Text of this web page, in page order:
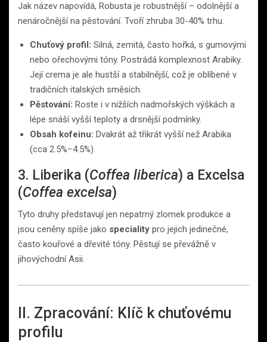
Jak název napovídá, Robusta je robustnější – odolnější a
nenáročnější na pěstování. Tvoří zhruba 30-40% trhu.
Chuťový profil: Silná, zemitá, často hořká, s gumovými
nebo ořechovými tóny. Postrádá komplexnost Arabiky.
Její crema je ale hustší a stabilnější, což je oblíbené v
tradičních italských směsích.
Pěstování: Roste i v nižších nadmořských výškách a
lépe snáší vyšší teploty a drsnější podmínky.
Obsah kofeinu: Dvakrát až třikrát vyšší než Arabika
(cca 2.5%−4.5%).
3. Liberika (Coffea liberica) a Excelsa
(Coffea excelsa)
Tyto druhy představují jen nepatrný zlomek produkce a
jsou ceněny spíše jako speciality pro jejich jedinečné,
často kouřové a dřevité tóny. Pěstují se převážně v
jihovýchodní Asii.
II. Zpracování: Klíč k chuťovému
profilu